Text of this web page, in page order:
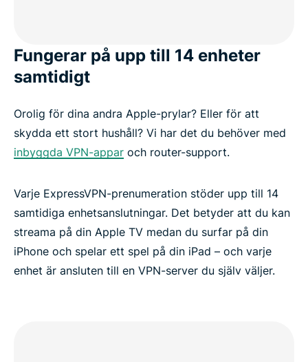
Fungerar på upp till 14 enheter
samtidigt
Orolig för dina andra Apple-prylar? Eller för att
skydda ett stort hushåll? Vi har det du behöver med
inbyggda VPN-appar och router-support.
Varje ExpressVPN-prenumeration stöder upp till 14
samtidiga enhetsanslutningar. Det betyder att du kan
streama på din Apple TV medan du surfar på din
iPhone och spelar ett spel på din iPad – och varje
enhet är ansluten till en VPN-server du själv väljer.